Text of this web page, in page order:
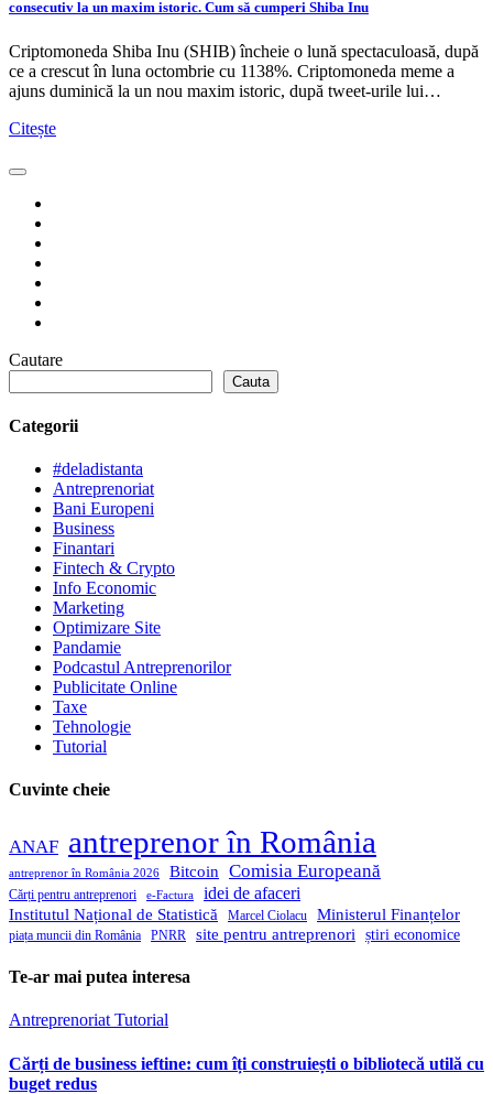
consecutiv la un maxim istoric. Cum să cumperi Shiba Inu
Criptomoneda Shiba Inu (SHIB) încheie o lună spectaculoasă, după
ce a crescut în luna octombrie cu 1138%. Criptomoneda meme a
ajuns duminică la un nou maxim istoric, după tweet-urile lui…
Citește
Cautare
Cauta
Categorii
#deladistanta
Antreprenoriat
Bani Europeni
Business
Finantari
Fintech & Crypto
Info Economic
Marketing
Optimizare Site
Pandamie
Podcastul Antreprenorilor
Publicitate Online
Taxe
Tehnologie
Tutorial
Cuvinte cheie
ANAF antreprenor în România
antreprenor în România 2026 Bitcoin Comisia Europeană
Cărți pentru antreprenori e-Factura idei de afaceri
Institutul Național de Statistică Marcel Ciolacu Ministerul Finanțelor
piața muncii din România PNRR site pentru antreprenori știri economice
Te-ar mai putea interesa
Antreprenoriat Tutorial
Cărți de business ieftine: cum îți construiești o bibliotecă utilă cu
buget redus